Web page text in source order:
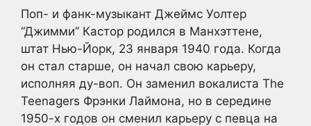
Поп- и фанк-музыкант Джеймс Уолтер
“Джимми” Кастор родился в Манхэттене,
штат Нью-Йорк, 23 января 1940 года. Когда
он стал старше, он начал свою карьеру,
исполняя ду-воп. Он заменил вокалиста The
Teenagers Фрэнки Лаймона, но в середине
1950-х годов он сменил карьеру с певца на